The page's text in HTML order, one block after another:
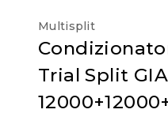
Multisplit
Trial Split